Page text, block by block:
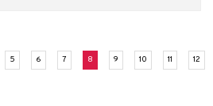
5 (current)
6 (current)
7 (current)
8 (current)
9 (current)
10 (current)
11 (current)
12